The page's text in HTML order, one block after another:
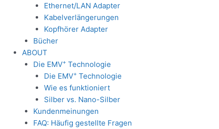
Ethernet/LAN Adapter
Kabelverlängerungen
Kopfhörer Adapter
Bücher
ABOUT
Die EMV+Technologie
Die EMV+ Technologie
Wie es funktioniert
Silber vs. Nano-Silber
Kundenmeinungen
FAQ: Häufig gestellte Fragen